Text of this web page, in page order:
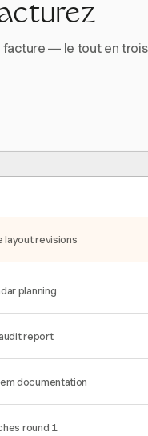
facture — le tout en
layout revisions
planning
report
documentation
round 1